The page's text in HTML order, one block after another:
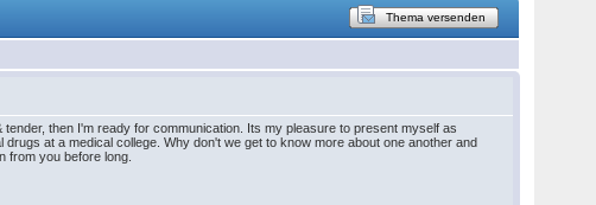
Thema versenden
then I'm ready for communication. Its my pleasure to present myself as
at a medical college. Why don't we get to know more about one another and
from you before long.